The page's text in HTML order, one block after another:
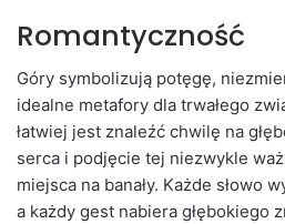
Romantyczność
Góry symbolizują potęgę,
idealne metafory dla trwałego
łatwiej jest znaleźć chwilę na
serca i podjęcie tej niezwykle
miejsca na banały. Każde słowo
a każdy gest nabiera głębokiego